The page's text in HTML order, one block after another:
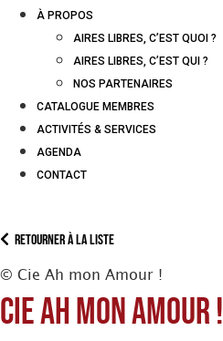
À PROPOS
AIRES LIBRES, C’EST QUOI ?
AIRES LIBRES, C’EST QUI ?
NOS PARTENAIRES
CATALOGUE MEMBRES
ACTIVITÉS & SERVICES
AGENDA
CONTACT
Retourner à la liste
© Cie Ah mon Amour !
Cie Ah mon Amour !